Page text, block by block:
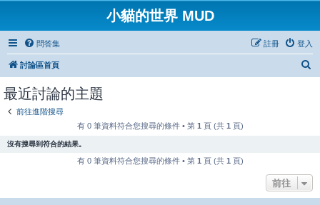
小貓的世界 MUD
問答集 登入
註冊
討論區首頁
最近討論的主題
前往進階搜尋
有 0 筆資料符合您搜尋的條件 • 第 1 頁 (共 1 頁)
沒有搜尋到符合的結果。
有 0 筆資料符合您搜尋的條件 • 第 1 頁 (共 1 頁)
前往